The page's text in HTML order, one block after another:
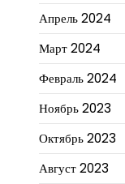
Апрель 2024
Март 2024
Февраль 2024
Ноябрь 2023
Октябрь 2023
Август 2023